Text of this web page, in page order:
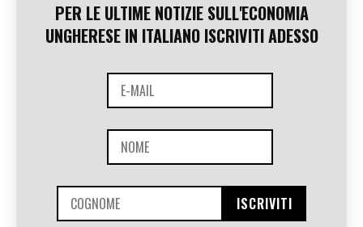
PER LE ULTIME NOTIZIE SULL'ECONOMIA
UNGHERESE IN ITALIANO ISCRIVITI ADESSO